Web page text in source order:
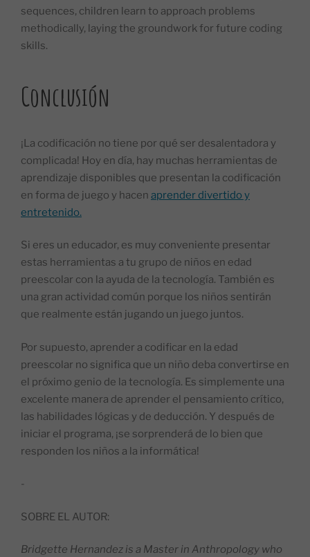
sequences, children learn to approach problems
methodically, laying the groundwork for future coding
skills.​
Conclusión
¡La codificación no tiene por qué ser desalentadora y
complicada! Hoy en día, hay muchas herramientas de
aprendizaje disponibles que presentan la codificación
en forma de juego y hacen aprender divertido y
entretenido.
Si eres un educador, es muy conveniente presentar
estas herramientas a tu grupo de niños en edad
preescolar con la ayuda de la tecnología. También es
una gran actividad común porque los niños sentirán
que realmente están jugando un juego juntos.
Por supuesto, aprender a codificar en la edad
preescolar no significa que un niño deba convertirse en
el próximo genio de la tecnología. Es simplemente una
excelente manera de aprender el pensamiento crítico,
las habilidades lógicas y de deducción. Y después de
iniciar el programa, ¡se sorprenderá de lo bien que
responden los niños a la informática!
-
SOBRE EL AUTOR:
Bridgette Hernandez is a Master in Anthropology who